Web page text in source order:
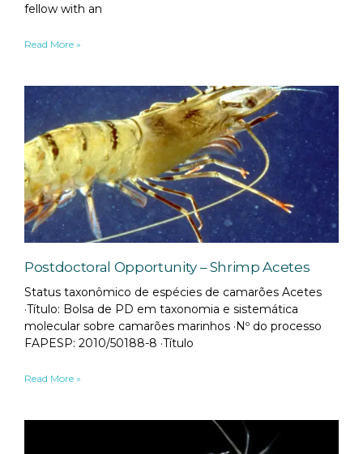
fellow with an
Read More »
Postdoctoral Opportunity – Shrimp Acetes
Status taxonômico de espécies de camarões Acetes
·Título: Bolsa de PD em taxonomia e sistemática
molecular sobre camarões marinhos ·Nº do processo
FAPESP: 2010/50188-8 ·Título
Read More »